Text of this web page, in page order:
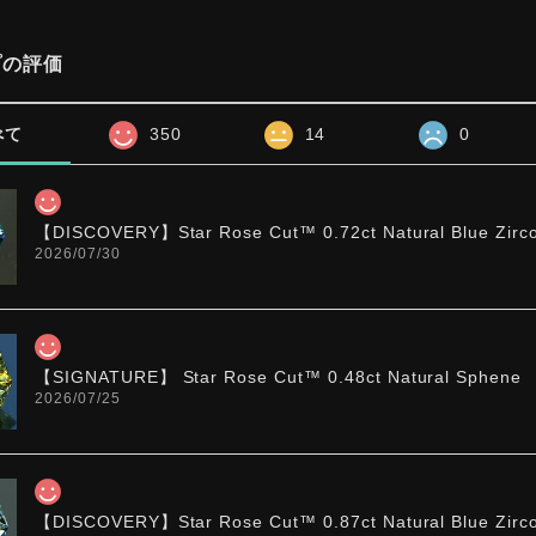
評価
て 350 14 0
【DISCOVERY】Star Rose Cut™️ 0.72ct Natural Blue
2026/07/30
【SIGNATURE】 Star Rose Cut™️ 0.48ct Natural Sphene
2026/07/25
【DISCOVERY】Star Rose Cut™️ 0.87ct Natural Blue